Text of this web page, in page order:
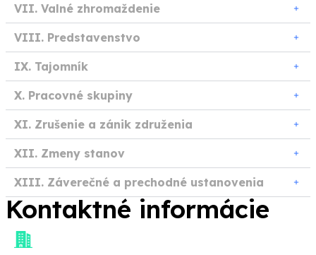
VII. Valné zhromaždenie
VIII. Predstavenstvo
IX. Tajomník
X. Pracovné skupiny
XI. Zrušenie a zánik združenia
XII. Zmeny stanov
XIII. Záverečné a prechodné ustanovenia
Kontaktné informácie